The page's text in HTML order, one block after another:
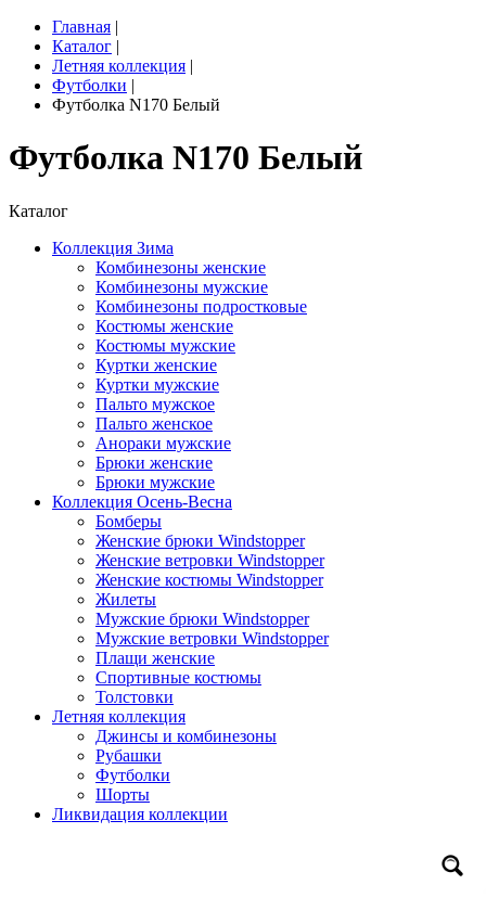
Главная |
Каталог |
Летняя коллекция |
Футболки |
Футболка N170 Белый
Футболка N170 Белый
Каталог
Коллекция Зима
Комбинезоны женские
Комбинезоны мужские
Комбинезоны подростковые
Костюмы женские
Костюмы мужские
Куртки женские
Куртки мужские
Пальто мужское
Пальто женское
Анораки мужские
Брюки женские
Брюки мужские
Коллекция Осень-Весна
Бомберы
Женские брюки Windstopper
Женские ветровки Windstopper
Женские костюмы Windstopper
Жилеты
Мужские брюки Windstopper
Мужские ветровки Windstopper
Плащи женские
Спортивные костюмы
Толстовки
Летняя коллекция
Джинсы и комбинезоны
Рубашки
Футболки
Шорты
Ликвидация коллекции